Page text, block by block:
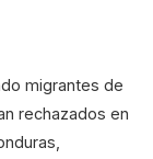
migrantes de
rechazados en